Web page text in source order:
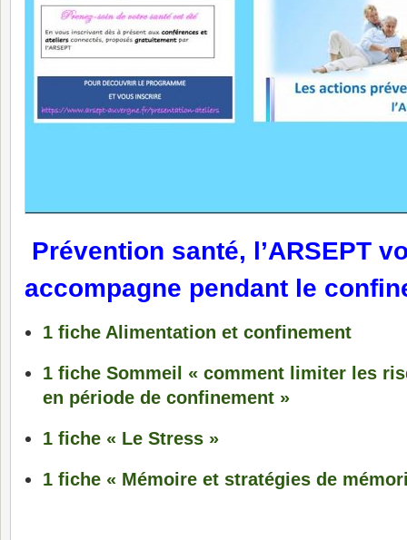
Prévention santé, l’ARSEPT
accompagne pendant le
1 fiche Alimentation et confinement
1 fiche Sommeil « comment limiter les
en période de confinement »
1 fiche « Le Stress »
1 fiche « Mémoire et stratégies de